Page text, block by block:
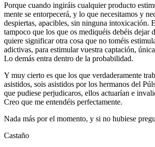
Porque cuando ingiráis cualquier producto
mente se entorpecerá, y lo que necesitamos y
despiertas, apacibles, sin ninguna intoxicación.
tampoco que los que os mediquéis debéis dejar
quiere significar otra cosa que no toméis
adictivas, para estimular vuestra captación,
Lo demás entra dentro de la probabilidad.
Y muy cierto es que los que verdaderamente
asistidos, sois asistidos por los hermanos del
que pudiese perjudicaros, ellos actuarían e
Creo que me entendéis perfectamente.
Nada más por el momento, y si no hubiese
Castaño